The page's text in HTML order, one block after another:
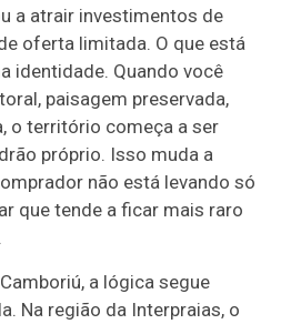
a atrair investimentos de
oferta limitada. O que está
identidade. Quando você
paisagem preservada,
o território começa a ser
próprio. Isso muda a
não está levando só
que tende a ficar mais raro
a lógica segue
Na região da Interpraias, o